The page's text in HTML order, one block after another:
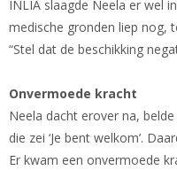
INLIA slaagde Neela er wel
medische gronden liep nog,
“Stel dat de beschikking
Onvermoede kracht
Neela dacht erover na,
die zei ‘Je bent welkom’.
Er kwam een onvermoede